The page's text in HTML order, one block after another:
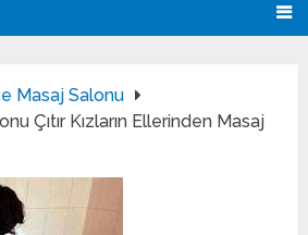
Masaj Salonu
Çıtır Kızların Ellerinden Masaj